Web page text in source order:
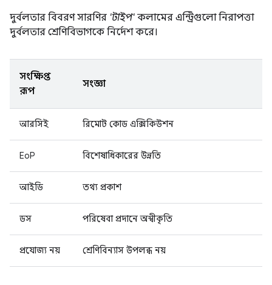
দুর্বলতার বিবরণ সারণির 'টাইপ' কলামের এন্ট্রিগুলো নিরাপত্তা
দুর্বলতার শ্রেণিবিভাগকে নির্দেশ করে।
সংক্ষিপ্ত
রূপ
সংজ্ঞা
আরসিই রিমোট কোড এক্সিকিউশন
EoP বিশেষাধিকারের উন্নতি
আইডি তথ্য প্রকাশ
ডস পরিষেবা প্রদানে অস্বীকৃতি
প্রযোজ্য নয় শ্রেণিবিন্যাস উপলব্ধ নয়